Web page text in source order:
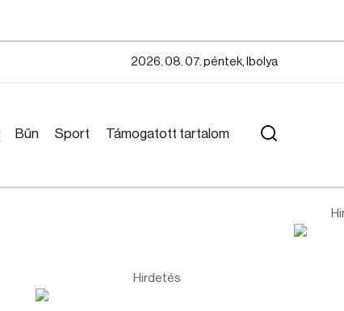
2026. 08. 07. péntek, Ibolya
Bűn Sport Támogatott tartalom
Hirdetés